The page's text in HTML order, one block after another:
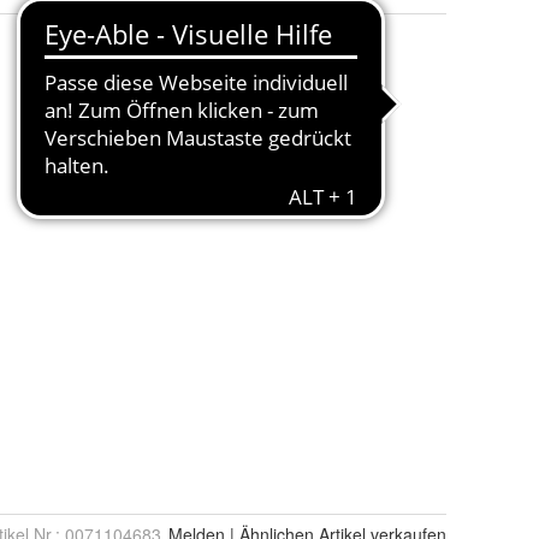
Nr.: 0071104683 Melden | Ähnlichen Artikel verkaufen